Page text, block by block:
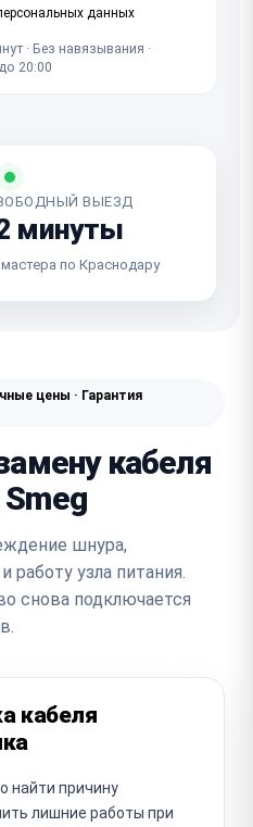
данных
· Без навязывания ·
20:00
ВЫЕЗД
минуты
по Краснодару
цены · Гарантия
кабеля
шнура,
работу узла питания.
снова подключается
кабеля
найти причину
лишние работы при